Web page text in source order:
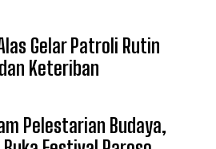
Gelar Patroli Rutin
Keteriban
Pelestarian Budaya,